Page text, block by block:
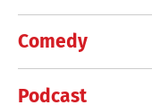
Comedy
Podcast